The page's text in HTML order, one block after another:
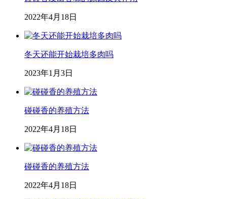
2022年4月18日
冬天还能开始栽培多肉吗
2023年1月3日
碰碰香的养殖方法
2022年4月18日
碰碰香的养殖方法
2022年4月18日